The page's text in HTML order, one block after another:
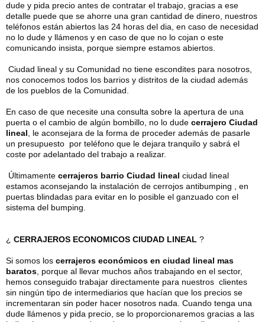
dude y pida precio antes de contratar el trabajo, gracias a ese
detalle puede que se ahorre una gran cantidad de dinero, nuestros
teléfonos están abiertos las 24 horas del dia, en caso de necesidad
no lo dude y llámenos y en caso de que no lo cojan o este
comunicando insista, porque siempre estamos abiertos.
Ciudad lineal y su Comunidad no tiene escondites para nosotros,
nos conocemos todos los barrios y distritos de la ciudad además
de los pueblos de la Comunidad.
En caso de que necesite una consulta sobre la apertura de una
puerta o el cambio de algún bombillo, no lo dude cerrajero Ciudad
lineal , le aconsejara de la forma de proceder además de pasarle
un presupuesto por teléfono que le dejara tranquilo y sabrá el
coste por adelantado del trabajo a realizar.
Últimamente cerrajeros barrio Ciudad lineal ciudad lineal
estamos aconsejando la instalación de cerrojos antibumping , en
puertas blindadas para evitar en lo posible el ganzuado con el
sistema del bumping.
¿ CERRAJEROS ECONOMICOS CIUDAD LINEAL ?
Si somos los cerrajeros económicos en ciudad lineal mas
baratos , porque al llevar muchos años trabajando en el sector,
hemos conseguido trabajar directamente para nuestros clientes
sin ningún tipo de intermediarios que hacían que los precios se
incrementaran sin poder hacer nosotros nada. Cuando tenga una
dude llámenos y pida precio, se lo proporcionaremos gracias a las